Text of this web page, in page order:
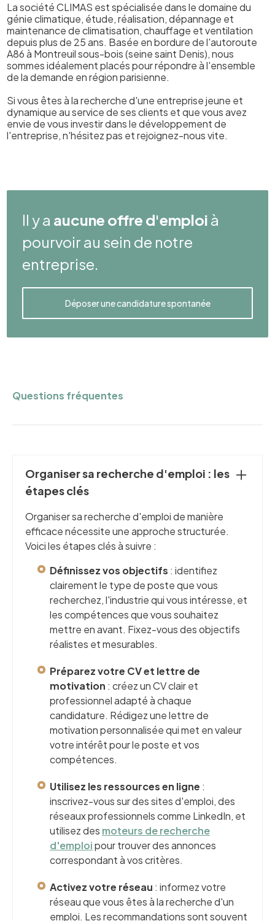
La société CLIMAS est spécialisée dans le domaine du
génie climatique, étude, réalisation, dépannage et
maintenance de climatisation, chauffage et ventilation
depuis plus de 25 ans. Basée en bordure de l'autoroute
A86 à Montreuil sous-bois (seine saint Denis), nous
sommes idéalement placés pour répondre à l'ensemble
de la demande en région parisienne.
Si vous êtes à la recherche d'une entreprise jeune et
dynamique au service de ses clients et que vous avez
envie de vous investir dans le développement de
l'entreprise, n'hésitez pas et rejoignez-nous vite.
Il y a aucune offre d'emploi à
pourvoir au sein de notre
entreprise.
Déposer une candidature spontanée
Questions fréquentes
Organiser sa recherche d'emploi : les
étapes clés
Organiser sa recherche d'emploi de manière
efficace nécessite une approche structurée.
Voici les étapes clés à suivre :
Définissez vos objectifs : identifiez
clairement le type de poste que vous
recherchez, l'industrie qui vous intéresse, et
les compétences que vous souhaitez
mettre en avant. Fixez-vous des objectifs
réalistes et mesurables.
Préparez votre CV et lettre de
motivation : créez un CV clair et
professionnel adapté à chaque
candidature. Rédigez une lettre de
motivation personnalisée qui met en valeur
votre intérêt pour le poste et vos
compétences.
Utilisez les ressources en ligne :
inscrivez-vous sur des sites d'emploi, des
réseaux professionnels comme LinkedIn, et
utilisez des moteurs de recherche
d'emploipour trouver des annonces
correspondant à vos critères.
Activez votre réseau : informez votre
réseau que vous êtes à la recherche d'un
emploi. Les recommandations sont souvent